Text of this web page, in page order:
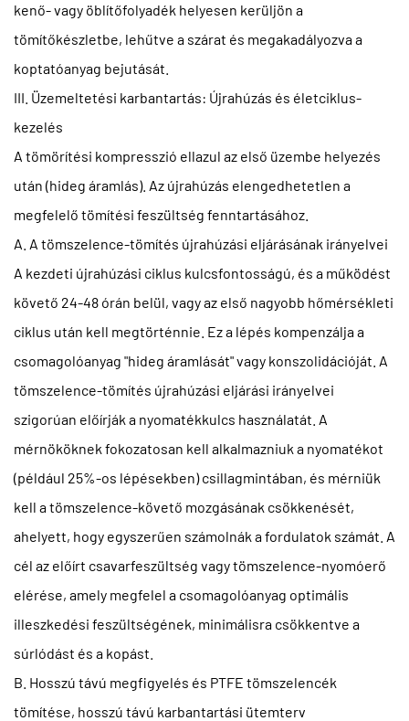
kenő- vagy öblítőfolyadék helyesen kerüljön a
tömítőkészletbe, lehűtve a szárat és megakadályozva a
koptatóanyag bejutását.
III. Üzemeltetési karbantartás: Újrahúzás és életciklus-
kezelés
A tömörítési kompresszió ellazul az első üzembe helyezés
után (hideg áramlás). Az újrahúzás elengedhetetlen a
megfelelő tömítési feszültség fenntartásához.
A. A tömszelence-tömítés újrahúzási eljárásának irányelvei
A kezdeti újrahúzási ciklus kulcsfontosságú, és a működést
követő 24-48 órán belül, vagy az első nagyobb hőmérsékleti
ciklus után kell megtörténnie. Ez a lépés kompenzálja a
csomagolóanyag "hideg áramlását" vagy konszolidációját. A
tömszelence-tömítés újrahúzási eljárási irányelvei
szigorúan előírják a nyomatékkulcs használatát. A
mérnököknek fokozatosan kell alkalmazniuk a nyomatékot
(például 25%-os lépésekben) csillagmintában, és mérniük
kell a tömszelence-követő mozgásának csökkenését,
ahelyett, hogy egyszerűen számolnák a fordulatok számát. A
cél az előírt csavarfeszültség vagy tömszelence-nyomóerő
elérése, amely megfelel a csomagolóanyag optimális
illeszkedési feszültségének, minimálisra csökkentve a
súrlódást és a kopást.
B. Hosszú távú megfigyelés és PTFE tömszelencék
tömítése, hosszú távú karbantartási ütemterv